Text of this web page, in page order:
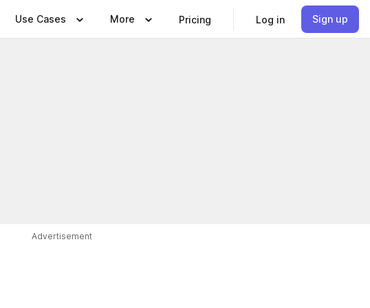
Use Cases More Pricing Log in Sign up
Advertisement